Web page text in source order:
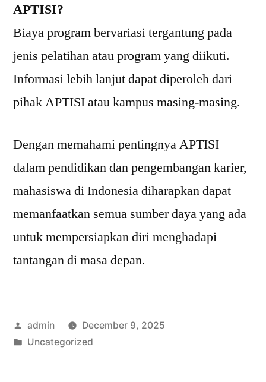
APTISI?
Biaya program bervariasi tergantung pada
jenis pelatihan atau program yang diikuti.
Informasi lebih lanjut dapat diperoleh dari
pihak APTISI atau kampus masing-masing.
Dengan memahami pentingnya APTISI
dalam pendidikan dan pengembangan karier,
mahasiswa di Indonesia diharapkan dapat
memanfaatkan semua sumber daya yang ada
untuk mempersiapkan diri menghadapi
tantangan di masa depan.
Posted
by
admin
December 9, 2025
Posted
Uncategorized